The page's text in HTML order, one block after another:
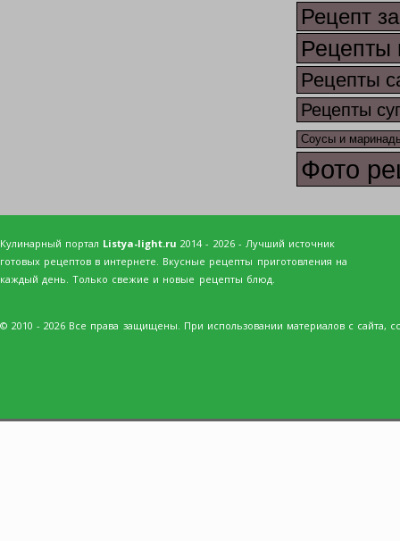
Рецепт
Рецепты
Рецепты
Рецепты
Соусы и
Фото
Кулинарный портал Listya-light.ru 2014 - 2026 - Лучший источник
готовых рецептов в интернете. Вкусные рецепты приготовления на
каждый день. Только свежие и новые рецепты блюд.
© 2010 - 2026 Все права защищены. При использовании материалов с сайта,